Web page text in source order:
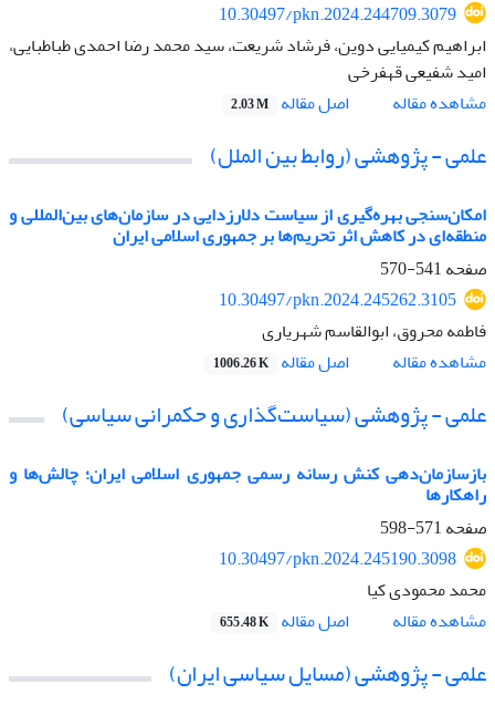
10.30497/pkn.2024.244709.3079
ابراهیم کیمیایی دوین، فرشاد شریعت، سید محمد رضا احمدی طباطبایی،
امید شفیعی قهفرخی
مشاهده مقاله
اصل مقاله 2.03 M
علمی - پژوهشی (روابط بین الملل)
امکان‌سنجی بهره‌گیری از سیاست دلارزدایی در سازمان‌های بین‌المللی و
منطقه‌ای در کاهش اثر تحریم‌ها بر جمهوری اسلامی ایران
صفحه541-570
10.30497/pkn.2024.245262.3105
فاطمه محروق، ابوالقاسم شهریاری
مشاهده مقاله
اصل مقاله 1006.26 K
علمی - پژوهشی (سیاست‌گذاری و حکمرانی سیاسی)
بازسازمان‌دهی کنش رسانه رسمی جمهوری اسلامی ایران؛ چالش‌ها و
راهکارها
صفحه571-598
10.30497/pkn.2024.245190.3098
محمد محمودی کیا
مشاهده مقاله
اصل مقاله 655.48 K
علمی - پژوهشی (مسایل سیاسی ایران)